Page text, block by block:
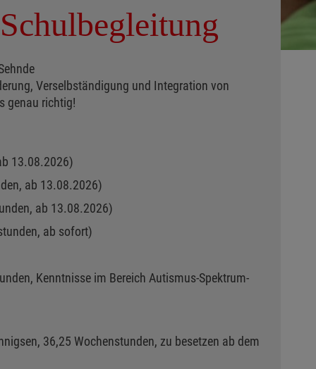
Verselbständigung und Integration von
genau richtig!
13.08.2026)
ab 13.08.2026)
ab 13.08.2026)
ab sofort)
Kenntnisse im Bereich Autismus-Spektrum-
36,25 Wochenstunden, zu besetzen ab dem